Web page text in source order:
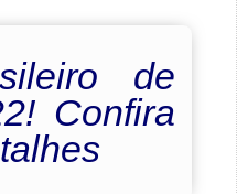
de
Confira